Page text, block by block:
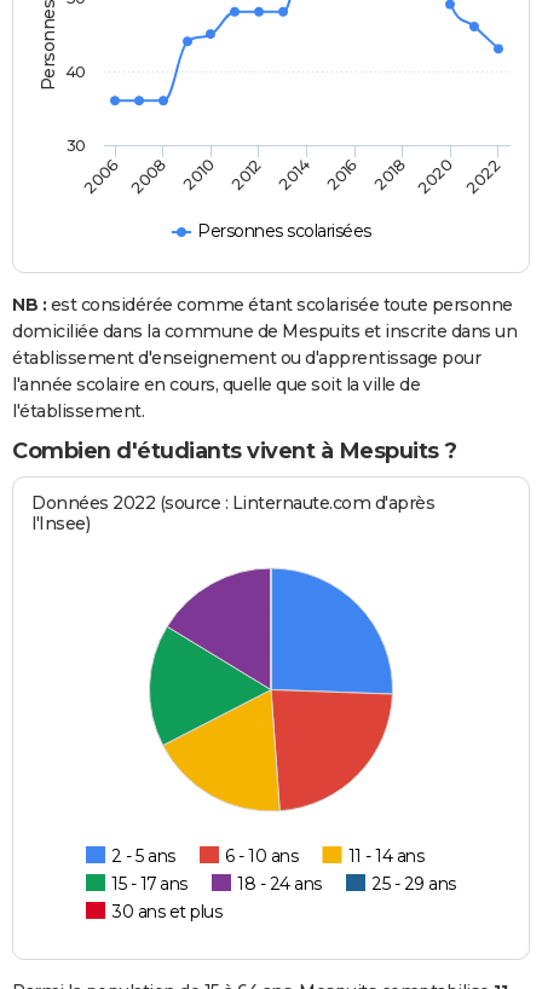
Personnes scolarisées
2006 2008 2010 2012 2014 2016 2018 2020 2022
30
40
NB : est considérée comme étant scolarisée toute personne
domiciliée dans la commune de Mespuits et inscrite dans un
établissement d'enseignement ou d'apprentissage pour
l'année scolaire en cours, quelle que soit la ville de
l'établissement.
Combien d'étudiants vivent à Mespuits ?
Données 2022 (source : Linternaute.com d'après
l'Insee)
2 - 5 ans 6 - 10 ans
11 - 14 ans
15 - 17 ans
18 - 24 ans
25 - 29 ans
30 ans et plus